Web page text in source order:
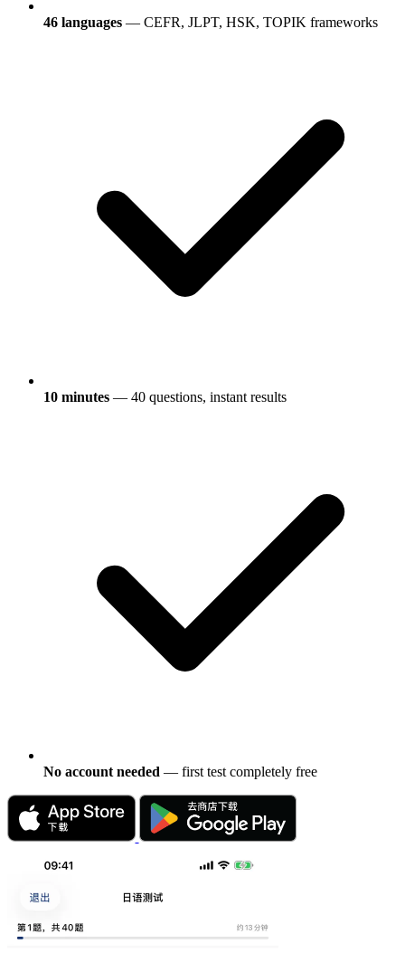
46 languages — CEFR, JLPT, HSK, TOPIK frameworks
10 minutes — 40 questions, instant results
No account needed — first test completely free